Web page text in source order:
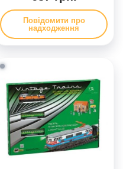
Повідомити про
надходження